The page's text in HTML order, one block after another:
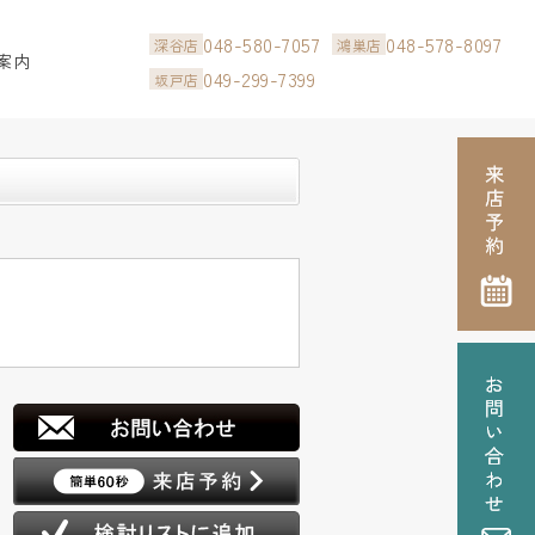
内
深谷店 048-580-7057 鴻巣店 048-578-8097
坂戸店 049-299-7399